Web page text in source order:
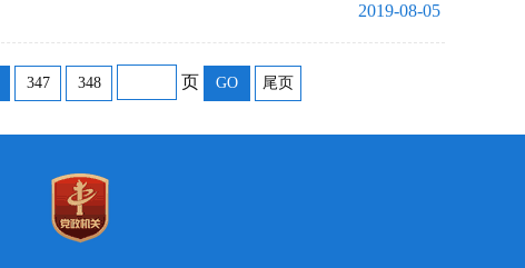
2019-08-05
347 348 页 GO 尾页